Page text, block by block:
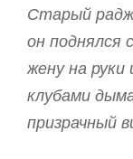
Старый
он поднялся
жену на
клубами
призрачный